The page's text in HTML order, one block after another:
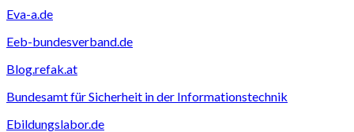
Eva-a.de
Eeb-bundesverband.de
Blog.refak.at
Bundesamt für Sicherheit in der Informationstechnik
Ebildungslabor.de